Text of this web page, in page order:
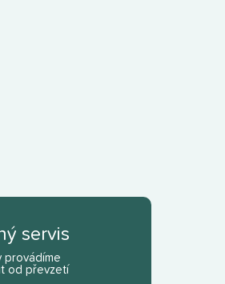
servis
provádíme
od převzetí